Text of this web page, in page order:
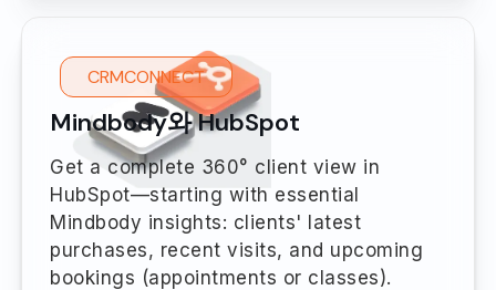
CRMCONNECT
Mindbody와 HubSpot
Get a complete 360° client view in
HubSpot—starting with essential
Mindbody insights: clients' latest
purchases, recent visits, and upcoming
bookings (appointments or classes).